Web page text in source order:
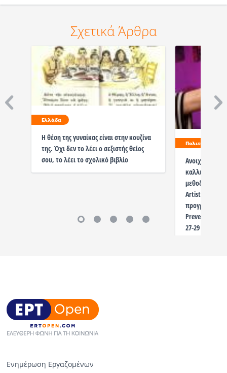
Σχετικά Άρθρα
Ελλάδα
Η θέση της γυναίκας είναι στην κουζίνα
της. Όχι δεν το λέει ο σεξιστής θείος
σου, το λέει το σχολικό βιβλίο
Πολιτισμός
Ανοιχτό
καλλιτεχνών
μεθοδολογία
Artistic Skills |
Prevention of
27-29
Ενημέρωση Εργαζομένων